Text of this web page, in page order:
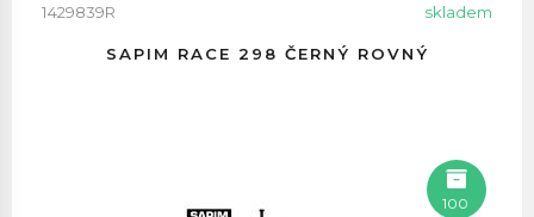
1429839R skladem
SAPIM RACE 298 ČERNÝ ROVNÝ
100